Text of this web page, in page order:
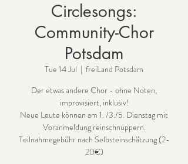
Circlesongs:
Community-Chor
Potsdam
Tue 14 Jul
  |
freiLand Potsdam
Der etwas andere Chor - ohne Noten,
improvisiert, inklusiv!
Neue Leute können am 1. /3./5. Dienstag mit
Voranmeldung reinschnuppern.
Teilnahmegebühr nach Selbsteinschätzung (2-
20€)